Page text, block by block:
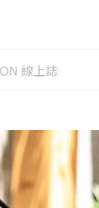
線上誌